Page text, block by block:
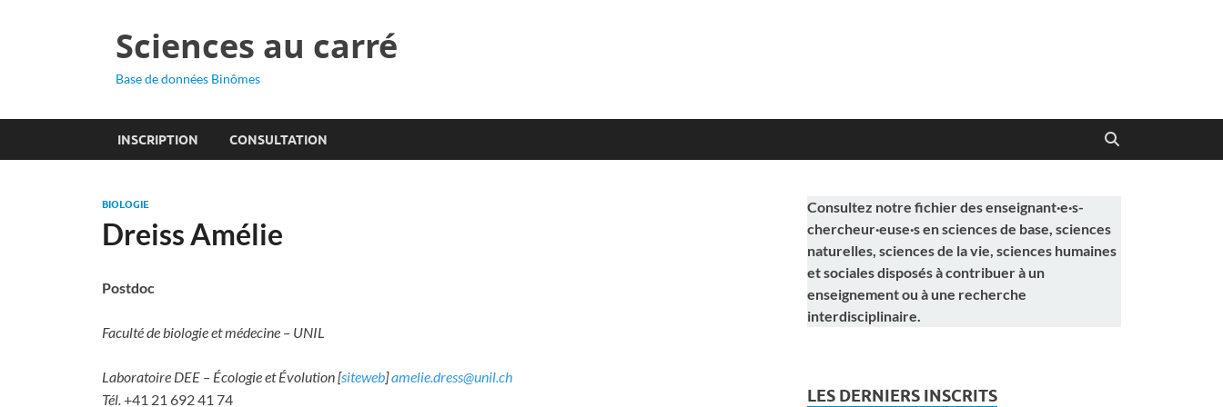
Sciences au carré
Base de données Binômes
INSCRIPTION CONSULTATION
BIOLOGIE
Dreiss Amélie
Postdoc
Faculté de biologie et médecine – UNIL
Laboratoire DEE – Écologie et Évolution [siteweb]amelie.dress@unil.ch
Tél.+41 21 692 41 74
Consultez notre fichier des enseignant·e·s-
chercheur·euse·s en sciences de base, sciences
naturelles, sciences de la vie, sciences humaines
et sociales disposés à contribuer à un
enseignement ou à une recherche
interdisciplinaire.
LES DERNIERS INSCRITS